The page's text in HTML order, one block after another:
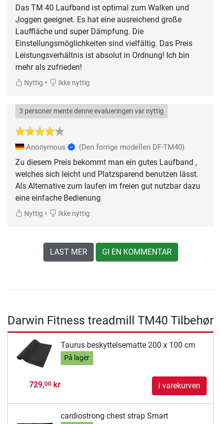
Das TM 40 Laufband ist optimal zum Walken und
Joggen geeignet. Es hat eine ausreichend große
Lauffläche und super Dämpfung. Die
Einstellungsmöglichkeiten sind vielfältig. Das Preis
Leistungsverhältnis ist absolut in Ordnung! Ich bin
mehr als zufrieden!
Nyttig • Ikke nyttig
3 personer mente denne evalueringen var nyttig
Anonymous (Den forrige modellen DF-TM40)
Zu diesem Preis bekommt man ein gutes Laufband ,
welches sich leicht und Platzsparend benutzen lässt.
Als Alternative zum laufen im freien gut nutzbar dazu
eine einfache Bedienung
Nyttig • Ikke nyttig
LAST MER GI EN KOMMENTAR
Darwin Fitness treadmill TM40 Tilbehør
Taurus beskyttelsematte 200 x 100 cm
På lager
729,00kr i varekurven
cardiostrong chest strap Smart